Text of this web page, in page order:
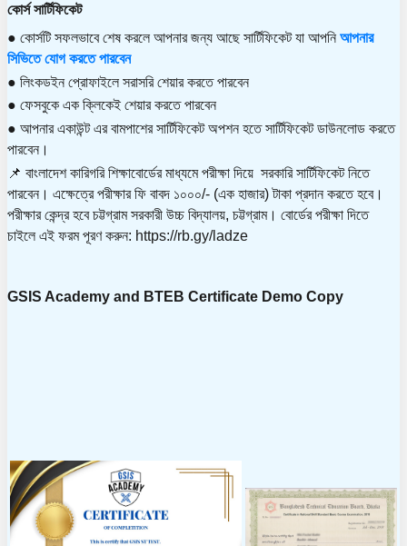
কোর্স সার্টিফিকেট
● কোর্সটি সফলভাবে শেষ করলে আপনার জন্য আছে সার্টিফিকেট যা আপনি আপনার
সিভিতে যোগ করতে পারবেন
● লিংকডইন প্রোফাইলে সরাসরি শেয়ার করতে পারবেন
● ফেসবুকে এক ক্লিকেই শেয়ার করতে পারবেন
● আপনার একাউন্ট এর বামপাশের সার্টিফিকেট অপশন হতে সার্টিফিকেট ডাউনলোড করতে
পারবেন।
📌 বাংলাদেশ কারিগরি শিক্ষাবোর্ডের মাধ্যমে পরীক্ষা দিয়ে  সরকারি সার্টিফিকেট নিতে
পারবেন। এক্ষেত্রে পরীক্ষার ফি বাবদ ১০০০/- (এক হাজার) টাকা প্রদান করতে হবে।
পরীক্ষার কেন্দ্র হবে চট্টগ্রাম সরকারী উচ্চ বিদ্যালয়, চট্টগ্রাম। বোর্ডের পরীক্ষা দিতে
চাইলে এই ফরম পূরণ করুন: https://rb.gy/ladze
GSIS Academy and BTEB Certificate Demo Copy